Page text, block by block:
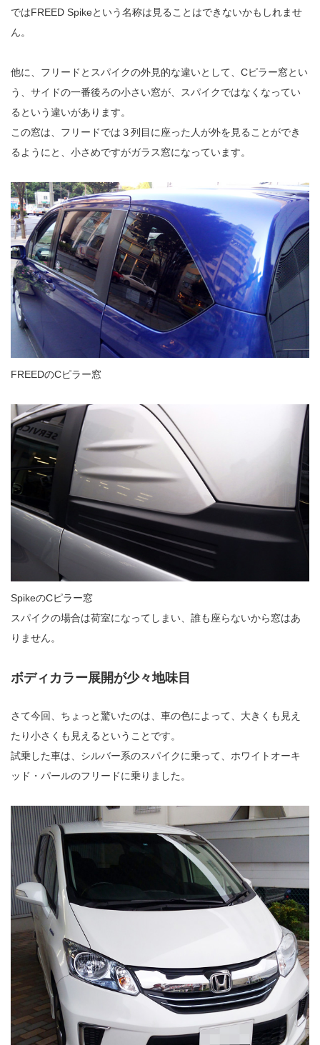
ではFREED Spikeという名称は見ることはできないかもしれませ
ん。
他に、フリードとスパイクの外見的な違いとして、Cピラー窓とい
う、サイドの一番後ろの小さい窓が、スパイクではなくなってい
るという違いがあります。
この窓は、フリードでは３列目に座った人が外を見ることができ
るようにと、小さめですがガラス窓になっています。
FREEDのCピラー窓
SpikeのCピラー窓
スパイクの場合は荷室になってしまい、誰も座らないから窓はあ
りません。
ボディカラー展開が少々地味目
さて今回、ちょっと驚いたのは、車の色によって、大きくも見え
たり小さくも見えるということです。
試乗した車は、シルバー系のスパイクに乗って、ホワイトオーキ
ッド・パールのフリードに乗りました。